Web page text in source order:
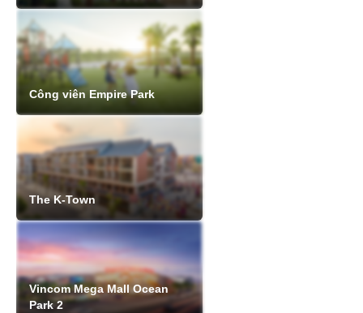
Công viên Empire Park
The K-Town
Vincom Mega Mall Ocean
Park 2